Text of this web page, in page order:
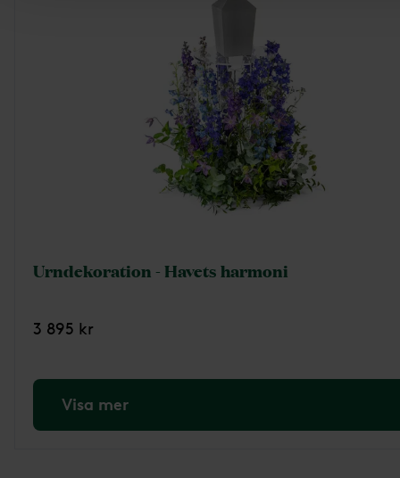
Urndekoration - Havets harmoni
3 895 kr
Visa mer